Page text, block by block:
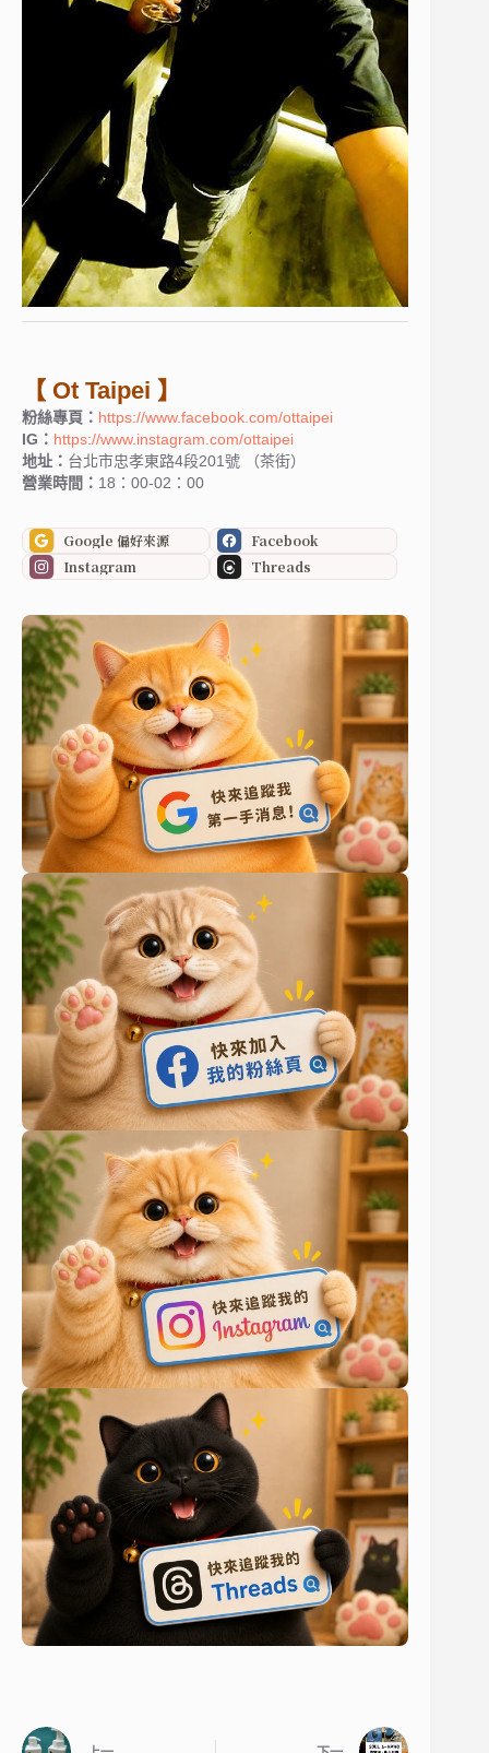
【 Ot Taipei 】
粉絲專頁： https://www.facebook.com/ottaipei
IG： https://www.instagram.com/ottaipei
地址： 台北市忠孝東路4段201號 （茶街）
營業時間： 18：00-02：00
Google 偏好來源
Facebook
Instagram
Threads